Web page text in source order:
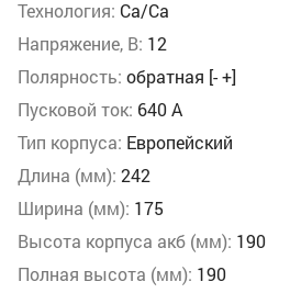
Технология: Ca/Ca
Напряжение, В: 12
Полярность: обратная [- +]
Пусковой ток: 640 А
Тип корпуса: Европейский
Длина (мм): 242
Ширина (мм): 175
Высота корпуса акб (мм): 190
Полная высота (мм): 190